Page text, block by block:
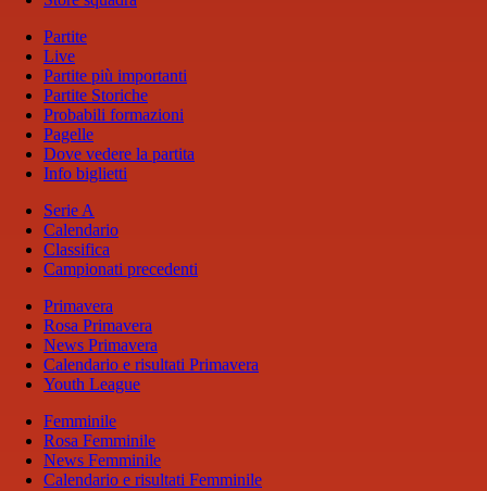
Partite
Live
Partite più importanti
Partite Storiche
Probabili formazioni
Pagelle
Dove vedere la partita
Info biglietti
Serie A
Calendario
Classifica
Campionati precedenti
Primavera
Rosa Primavera
News Primavera
Calendario e risultati Primavera
Youth League
Femminile
Rosa Femminile
News Femminile
Calendario e risultati Femminile